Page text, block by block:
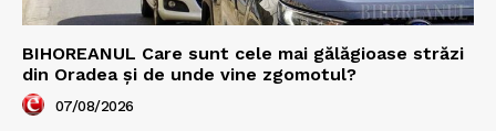
BIHOREANUL Care sunt cele mai gălăgioase străzi
din Oradea și de unde vine zgomotul?
07/08/2026